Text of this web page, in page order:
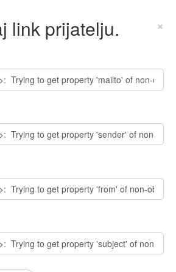
link prijatelju. ×